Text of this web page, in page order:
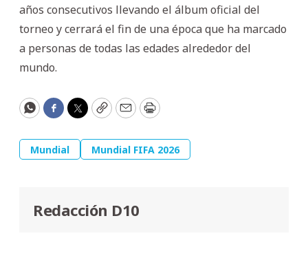
años consecutivos llevando el álbum oficial del
torneo y cerrará el fin de una época que ha marcado
a personas de todas las edades alrededor del
mundo.
WhatsApp
Facebook
Twitter
CopyEmailPrint
Mundial Mundial FIFA 2026
Redacción D10